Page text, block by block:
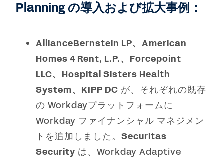
Planning の導入および拡大事例：
AllianceBernstein LP、American
Homes 4 Rent, L.P.、Forcepoint
LLC、Hospital Sisters Health
System、KIPP DC が、それぞれの既存
の Workdayプラットフォームに
Workday ファイナンシャル マネジメン
トを追加しました。 Securitas
Security は、Workday Adaptive